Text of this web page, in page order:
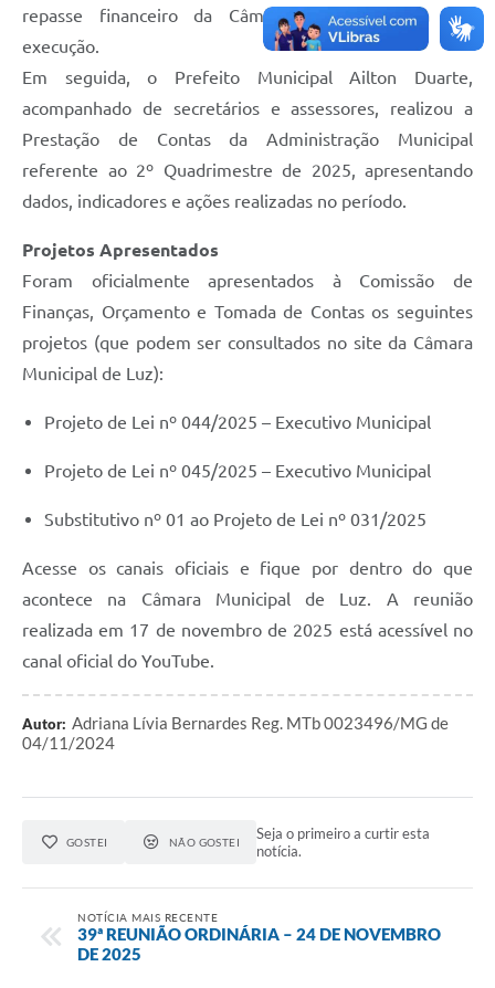
repasse financeiro da Câmara Municipal para sua
execução.
Em seguida, o Prefeito Municipal Ailton Duarte,
acompanhado de secretários e assessores, realizou a
Prestação de Contas da Administração Municipal
referente ao 2º Quadrimestre de 2025, apresentando
dados, indicadores e ações realizadas no período.
Projetos Apresentados
Foram oficialmente apresentados à Comissão de
Finanças, Orçamento e Tomada de Contas os seguintes
projetos (que podem ser consultados no site da Câmara
Municipal de Luz):
Projeto de Lei nº 044/2025 – Executivo Municipal
Projeto de Lei nº 045/2025 – Executivo Municipal
Substitutivo nº 01 ao Projeto de Lei nº 031/2025
Acesse os canais oficiais e fique por dentro do que
acontece na Câmara Municipal de Luz. A reunião
realizada em 17 de novembro de 2025 está acessível no
canal oficial do YouTube.
Autor: Adriana Lívia Bernardes Reg. MTb 0023496/MG de
04/11/2024
GOSTEI NÃO GOSTEI
Seja o primeiro a curtir esta
notícia.
NOTÍCIA MAIS RECENTE
39ª REUNIÃO ORDINÁRIA – 24 DE NOVEMBRO
DE 2025